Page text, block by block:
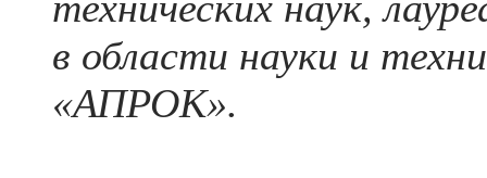
в области науки и
«АПРОК».